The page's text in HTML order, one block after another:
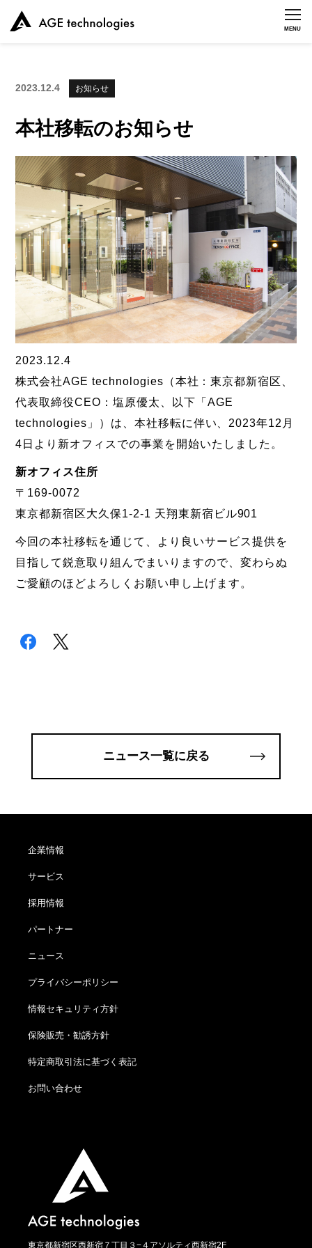
MENU
2023.12.4 お知らせ
本社移転のお知らせ
2023.12.4
株式会社AGE technologies（本社：東京都新宿区、
代表取締役CEO：塩原優太、以下「AGE
technologies」）は、本社移転に伴い、2023年12月
4日より新オフィスでの事業を開始いたしました。
新オフィス住所
〒169-0072
東京都新宿区大久保1-2-1 天翔東新宿ビル901
今回の本社移転を通じて、より良いサービス提供を
目指して鋭意取り組んでまいりますので、変わらぬ
ご愛顧のほどよろしくお願い申し上げます。
ニュース一覧に戻る
企業情報
サービス
採用情報
パートナー
ニュース
プライバシーポリシー
情報セキュリティ方針
保険販売・勧誘方針
特定商取引法に基づく表記
お問い合わせ
東京都新宿区西新宿７丁目３−４アソルティ西新宿2F